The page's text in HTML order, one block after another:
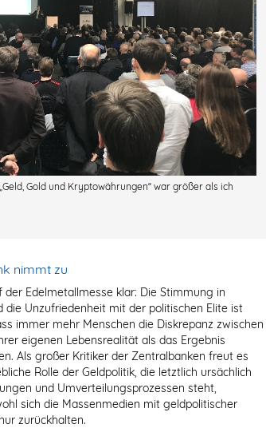
Gold und Kryptowährungen“ war größer als ich
nimmt zu
Edelmetallmesse klar: Die Stimmung in
die Unzufriedenheit mit der politischen Elite ist
immer mehr Menschen die Diskrepanz zwischen
eigenen Lebensrealität als das Ergebnis
Als großer Kritiker der Zentralbanken freut es
Rolle der Geldpolitik, die letztlich ursächlich
und Umverteilungsprozessen steht,
sich die Massenmedien mit geldpolitischer
zurückhalten.